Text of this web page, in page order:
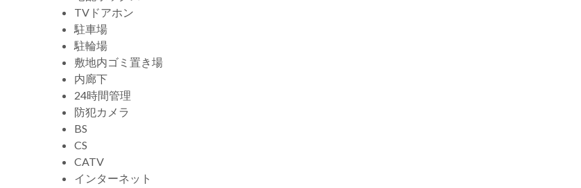
TVドアホン
駐車場
駐輪場
敷地内ゴミ置き場
内廊下
24時間管理
防犯カメラ
BS
CS
CATV
インターネット